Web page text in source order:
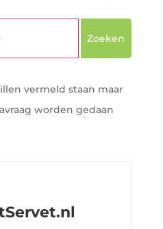
Zoeken
vermeld staan maar
worden gedaan